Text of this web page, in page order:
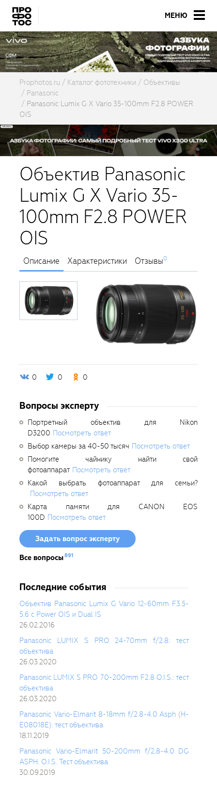
МЕНЮ
Prophotos.ru Каталог фототехники
Объективы
Panasonic
Panasonic Lumix G X Vario 35-100mm F2.8 POWER
OIS
Объектив Panasonic
Lumix G X Vario 35-
100mm F2.8 POWER
OIS
Описание Характеристики Отзывы0
0 0 0
Вопросы эксперту
Портретный объектив для Nikon
D3200 Посмотреть ответ
Выбор камеры за 40-50 тысяч Посмотреть ответ
Помогите чайнику найти свой
фотоаппарат Посмотреть ответ
Какой выбрать фотоаппарат для семьи?
Посмотреть ответ
Карта памяти для CANON EOS
100D Посмотреть ответ
Задать вопрос эксперту
Все вопросы891
Последние события
Объектив Panasonic Lumix G Vario 12-60mm F3.5-
5.6 с Power OIS и Dual IS
26.02.2016
Panasonic LUMIX S PRO 24-70mm f/2.8: тест
объектива
26.03.2020
Panasonic LUMIX S PRO 70-200mm F2.8 O.I.S.: тест
объектива
26.03.2020
Panasonic Vario-Elmarit 8-18mm f/2.8-4.0 Asph (H-
E08018E): тест объектива
18.11.2019
Panasonic Vario-Elmarit 50-200mm f/2.8-4.0 DG
ASPH. O.I.S. Тест объектива
30.09.2019